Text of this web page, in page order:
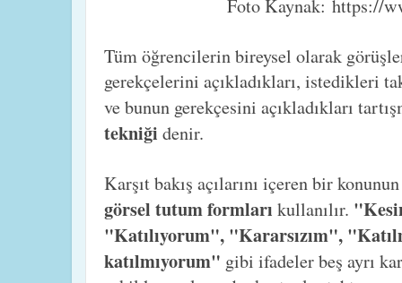
Foto Kaynak: https://
Tüm öğrencilerin bireysel olarak
gerekçelerini açıkladıkları, istedikleri
ve bunun gerekçesini açıkladıkları
tekniği denir.
Karşıt bakış açılarını içeren bir
görsel tutum formları kullanılır.
"Katılıyorum", "Kararsızım",
katılmıyorum" gibi ifadeler beş ayrı